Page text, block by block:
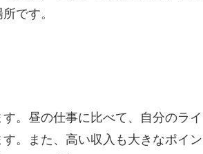
です。
。昼の仕事に比べて、自分のラ
。また、高い収入も大きなポイ